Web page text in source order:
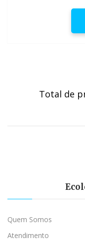
Total de
Quem Somos
Atendimento